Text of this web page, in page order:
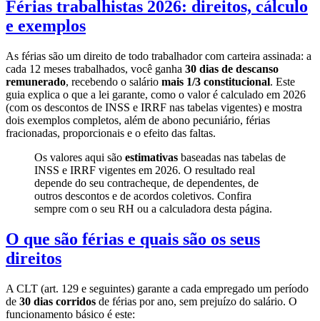
Férias trabalhistas 2026: direitos, cálculo
e exemplos
As férias são um direito de todo trabalhador com carteira assinada: a
cada 12 meses trabalhados, você ganha 30 dias de descanso
remunerado, recebendo o salário mais 1/3 constitucional. Este
guia explica o que a lei garante, como o valor é calculado em 2026
(com os descontos de INSS e IRRF nas tabelas vigentes) e mostra
dois exemplos completos, além de abono pecuniário, férias
fracionadas, proporcionais e o efeito das faltas.
Os valores aqui são estimativas baseadas nas tabelas de
INSS e IRRF vigentes em 2026. O resultado real
depende do seu contracheque, de dependentes, de
outros descontos e de acordos coletivos. Confira
sempre com o seu RH ou a calculadora desta página.
O que são férias e quais são os seus
direitos
A CLT (art. 129 e seguintes) garante a cada empregado um período
de 30 dias corridos de férias por ano, sem prejuízo do salário. O
funcionamento básico é este: